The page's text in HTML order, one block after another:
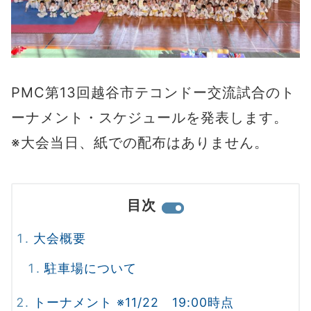
PMC第13回越谷市テコンドー交流試合のト
ーナメント・スケジュールを発表します。
※大会当日、紙での配布はありません。
目次
大会概要
駐車場について
トーナメント ※11/22 19:00時点